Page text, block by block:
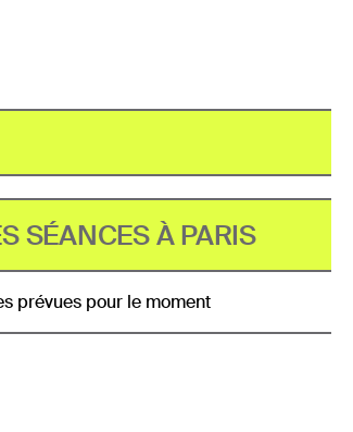
SÉANCES À PARIS
prévues pour le moment